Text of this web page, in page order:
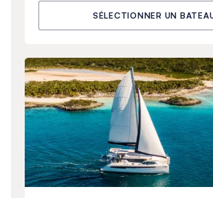
SÉLECTIONNER UN